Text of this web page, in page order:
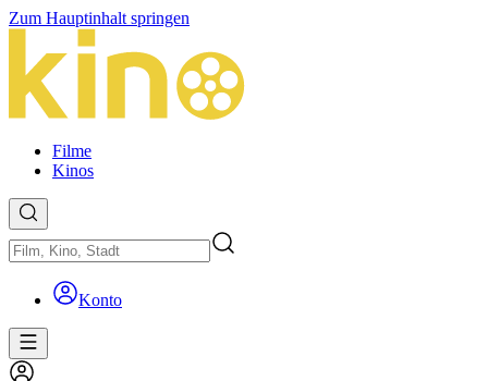
Zum Hauptinhalt springen
Filme
Kinos
Konto